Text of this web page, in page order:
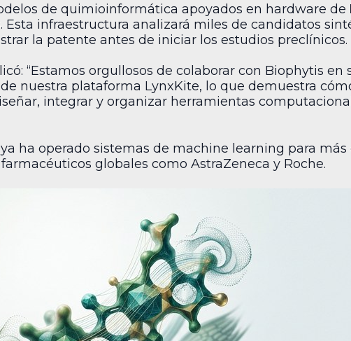
de quimioinformática apoyados en hardware de
infraestructura analizará miles de candidatos
la patente antes de iniciar los estudios preclínicos.
“Estamos orgullosos de colaborar con Biophytis en
nuestra plataforma LynxKite, lo que demuestra
integrar y organizar herramientas
ha operado sistemas de machine learning para más
globales como AstraZeneca y Roche.